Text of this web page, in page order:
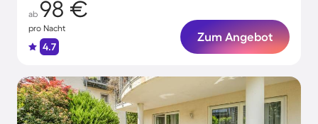
ab 98 €
pro Nacht
4.7
Zum Angebot